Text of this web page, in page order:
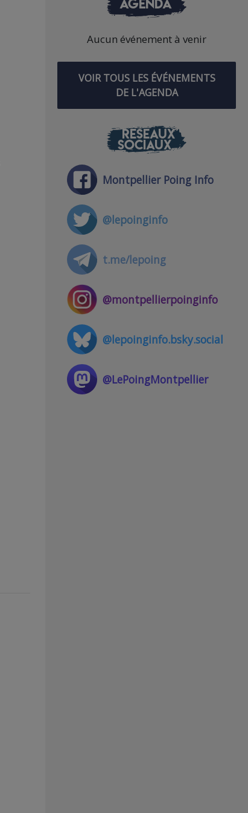
Aucun événement à venir
VOIR TOUS LES ÉVÉNEMENTS
DE L'AGENDA
RÉSEAUX
SOCIAUX
Montpellier Poing Info
@lepoinginfo
t.me/lepoing
@montpellierpoinginfo
@lepoinginfo.bsky.social
@LePoingMontpellier